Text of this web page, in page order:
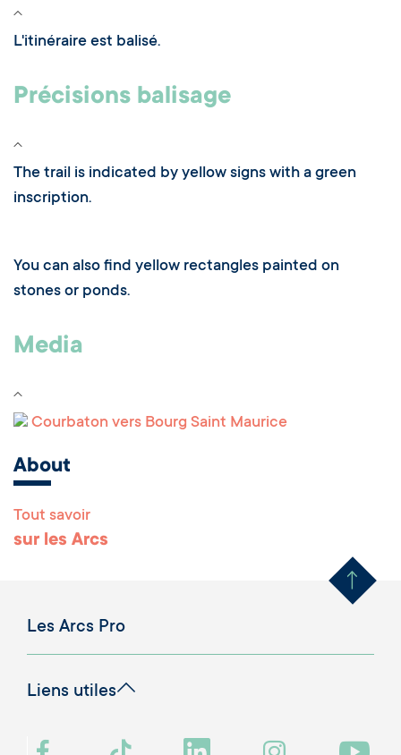
L'itinéraire est balisé.
Précisions balisage
The trail is indicated by yellow signs with a green
inscription.
You can also find yellow rectangles painted on
stones or ponds.
Media
Courbaton vers Bourg Saint Maurice
About
Tout savoir
sur les Arcs Remonter
Les Arcs Pro
Liens utiles